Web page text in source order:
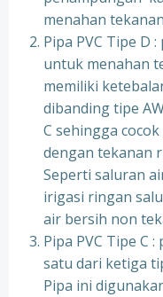
menahan
Pipa PVC Tipe D
untuk menahan
memiliki
dibanding tipe
C sehingga
dengan tekanan
Seperti saluran
irigasi ringan
air bersih non
Pipa PVC Tipe C
satu dari ketiga
Pipa ini